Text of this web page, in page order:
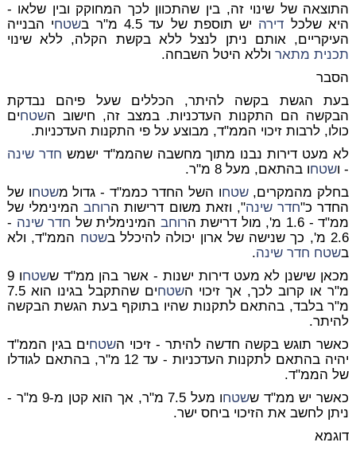
התוצאה של שינוי זה, בין שהתכוון לכך המחוקק ובין שלאו -
היא שלכל דירה יש תוספת של עד 4.5 מ"ר ב שטחי הבנייה
העיקריים, אותם ניתן לנצל ללא בקשת הקלה, ללא שינוי
תכנית מתארוללא היטל השבחה.
הסבר
בעת הגשת בקשה להיתר, הכללים שעל פיהם נבדקת
הבקשה הם התקנות העדכניות. במצב זה, חישוב השטחים
כולו, לרבות זיכוי הממ"ד, מבוצע על פי התקנות העדכניות.
לא מעט דירות נבנו מתוך מחשבה שהממ"ד ישמש חדר שינה
- ושטחו בהתאם, מעל 8 מ"ר.
בחלק מהמקרים,שטחו השל החדר כממ"ד - גדול משטחו של
החדר כ"חדר שינה", וזאת משום דרישות הרוחבהמינימלי של
ממ"ד - 1.6 מ', מול דרישת ה
רוחב המינימלית של חדר שינה -
2.6 מ', כך שנישה של ארון יכולה להיכלל ב
שטח הממ"ד, ולא
בשטח חדר שינה.
מכאן שישנן לא מעט דירות ישנות - אשר בהן ממ"ד ששטח ו 9
מ"ר או קרוב לכך, אך זיכוי השטח
ים שהתקבל בגינו הוא 7.5
מ"ר בלבד, בהתאם לתקנות שהיו בתוקף בעת הגשת הבקשה
להיתר.
כאשר תוגש בקשה חדשה להיתר - זיכוי השטחים בגין הממ"ד
יהיה בהתאם לתקנות העדכניות - עד 12 מ"ר, בהתאם לגודלו
של הממ"ד.
כאשר יש ממ"ד ששטח
ו מעל 7.5 מ"ר, אך הוא קטן מ-9 מ"ר -
ניתן לחשב את הזיכוי ביחס ישר.
דוגמא